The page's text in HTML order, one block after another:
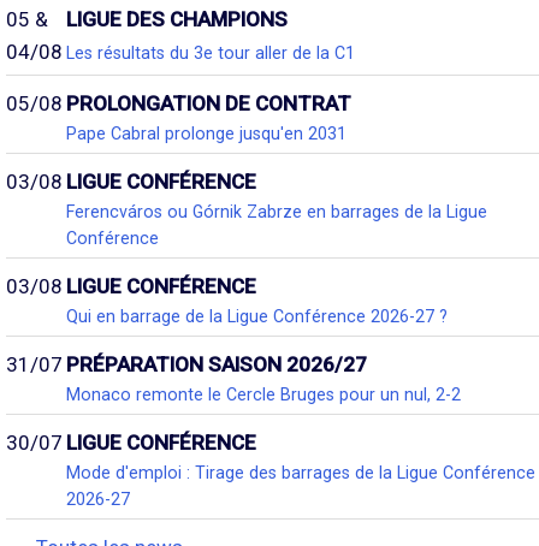
05 &
04/08
LIGUE DES CHAMPIONS
Les résultats du 3e tour aller de la C1
05/08 PROLONGATION DE CONTRAT
Pape Cabral prolonge jusqu'en 2031
03/08 LIGUE CONFÉRENCE
Ferencváros ou Górnik Zabrze en barrages de la Ligue
Conférence
03/08 LIGUE CONFÉRENCE
Qui en barrage de la Ligue Conférence 2026-27 ?
31/07 PRÉPARATION SAISON 2026/27
Monaco remonte le Cercle Bruges pour un nul, 2-2
30/07 LIGUE CONFÉRENCE
Mode d'emploi : Tirage des barrages de la Ligue Conférence
2026-27